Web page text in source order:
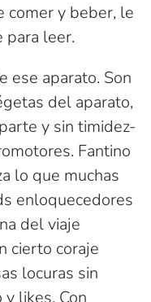
comer y beber, le
para leer.
ese aparato. Son
del aparato,
y sin timidez-
Fantino
lo que muchas
enloquecedores
del viaje
cierto coraje
locuras sin
likes. Con